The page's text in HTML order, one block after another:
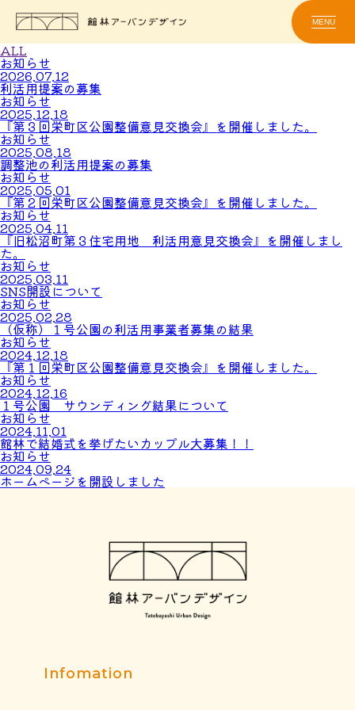
MENU
ALL
お知らせ
2026.07.12
利活用提案の募集
お知らせ
2025.12.18
『第３回栄町区公園整備意見交換会』を開催しました。
お知らせ
2025.08.18
調整池の利活用提案の募集
お知らせ
2025.05.01
『第２回栄町区公園整備意見交換会』を開催しました。
お知らせ
2025.04.11
『旧松沼町第３住宅用地 利活用意見交換会』を開催しまし
た。
お知らせ
2025.03.11
SNS開設について
お知らせ
2025.02.28
（仮称）１号公園の利活用事業者募集の結果
お知らせ
2024.12.18
『第１回栄町区公園整備意見交換会』を開催しました。
お知らせ
2024.12.16
１号公園 サウンディング結果について
お知らせ
2024.11.01
館林で結婚式を挙げたいカップル大募集！！
お知らせ
2024.09.24
ホームページを開設しました
Infomation